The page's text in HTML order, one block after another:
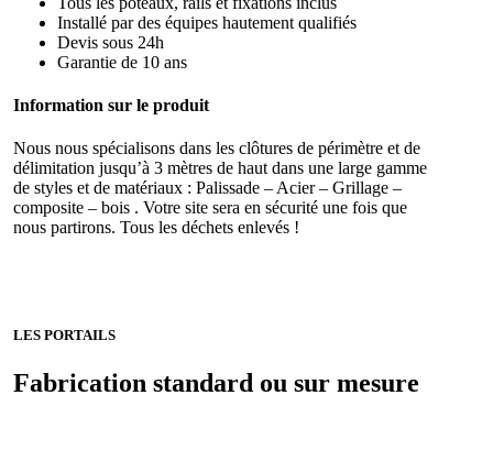
Installé par des équipes hautement qualifiés
Devis sous 24h
Garantie de 10 ans
Information sur le produit
Nous nous spécialisons dans les clôtures de périmètre et de
délimitation jusqu’à 3 mètres de haut dans une large gamme
de styles et de matériaux : Palissade – Acier – Grillage –
composite – bois . Votre site sera en sécurité une fois que
nous partirons. Tous les déchets enlevés !
LES PORTAILS
Fabrication standard ou sur mesure